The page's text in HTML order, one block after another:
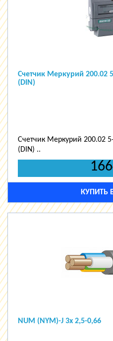
Счетчик Меркурий 200.02
(DIN)
Счетчик Меркурий 200.02
(DIN) ..
КУПИТЬ
NUM (NYM)-J 3х 2,5-0,66